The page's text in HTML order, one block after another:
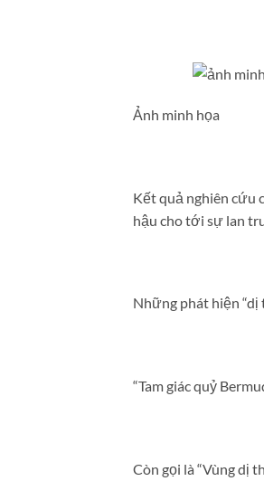
Ảnh minh họa
Kết quả nghiên cứu
hậu cho tới sự lan
Những phát hiện
“Tam giác quỷ
Còn gọi là “Vùng dị